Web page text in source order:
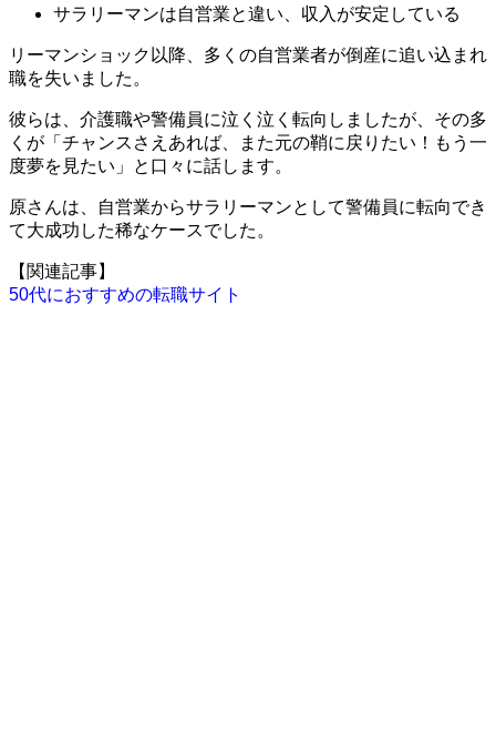
サラリーマンは自営業と違い、収入が安定している
リーマンショック以降、多くの自営業者が倒産に追い込まれ
職を失いました。
彼らは、介護職や警備員に泣く泣く転向しましたが、その多
くが「チャンスさえあれば、また元の鞘に戻りたい！もう一
度夢を見たい」と口々に話します。
原さんは、自営業からサラリーマンとして警備員に転向でき
て大成功した稀なケースでした。
【関連記事】
50代におすすめの転職サイト